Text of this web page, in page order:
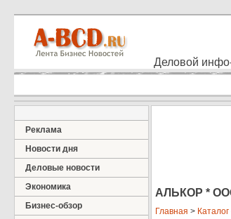
Деловой
Реклама
Новости дня
Деловые новости
Экономика
Бизнес-обзор
АЛЬКОР *
Главная >